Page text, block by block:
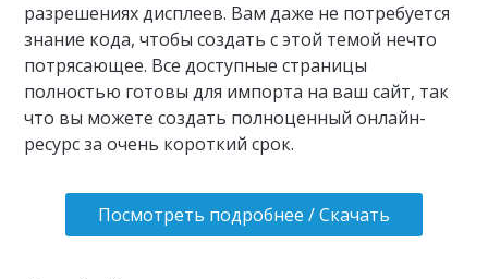
разрешениях дисплеев. Вам даже не потребуется
знание кода, чтобы создать с этой темой нечто
потрясающее. Все доступные страницы
полностью готовы для импорта на ваш сайт, так
что вы можете создать полноценный онлайн-
ресурс за очень короткий срок.
Посмотреть подробнее / Скачать